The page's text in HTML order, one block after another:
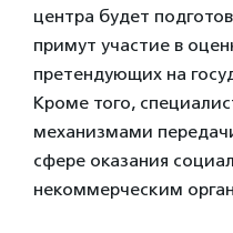
центра будет
примут участие в
претендующих на
Кроме того,
механизмами
сфере оказания
некоммерческим